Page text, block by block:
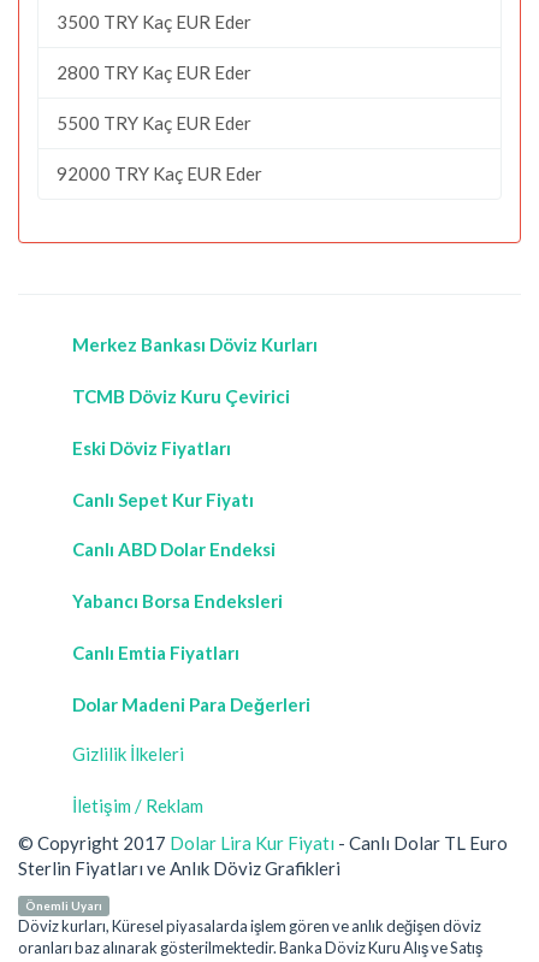
3500 TRY Kaç EUR Eder
2800 TRY Kaç EUR Eder
5500 TRY Kaç EUR Eder
92000 TRY Kaç EUR Eder
Merkez Bankası Döviz Kurları
TCMB Döviz Kuru Çevirici
Eski Döviz Fiyatları
Canlı Sepet Kur Fiyatı
Canlı ABD Dolar Endeksi
Yabancı Borsa Endeksleri
Canlı Emtia Fiyatları
Dolar Madeni Para Değerleri
Gizlilik İlkeleri
İletişim / Reklam
© Copyright 2017 Dolar Lira Kur Fiyatı - Canlı Dolar TL Euro
Sterlin Fiyatları ve Anlık Döviz Grafikleri
Önemli Uyarı
Döviz kurları, Küresel piyasalarda işlem gören ve anlık değişen döviz
oranları baz alınarak gösterilmektedir. Banka Döviz Kuru Alış ve Satış